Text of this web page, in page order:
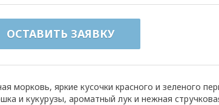
ОСТАВИТЬ ЗАЯВКУ
морковь, яркие кусочки красного и зеленого
и кукурузы, ароматный лук и нежная